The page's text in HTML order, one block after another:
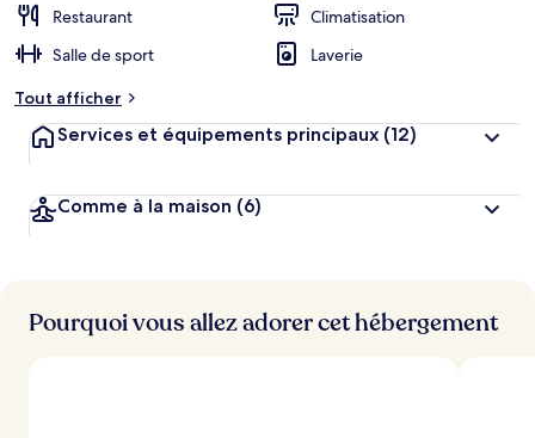
n
i
e
Restaurant
Climatisation
Salle de sport
Laverie
Tout afficher
Services et équipements principaux (12)
Comme à la maison (6)
Pourquoi vous allez adorer cet hébergement